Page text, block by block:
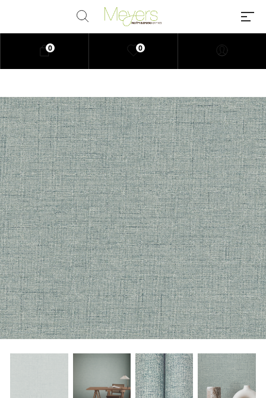
Millions of people around the
world visit Envato to buy and sell
creative assets, use smart design
templates, learn creative skills or
even hire freelancers. With an
industry-leading marketplace
paired with an unlimited
subscription service, Envato
helps creatives like you get
projects done faster.
About Envato
Careers
Privacy Policy
Sitemap
0
0